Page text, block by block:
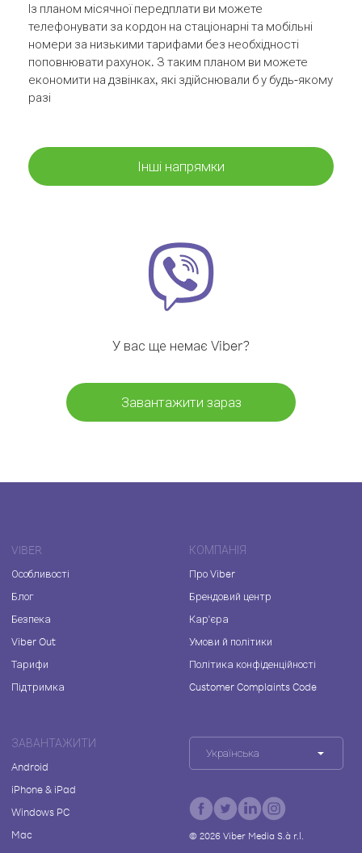
Із планом місячної передплати ви можете
телефонувати за кордон на стаціонарні та мобільні
номери за низькими тарифами без необхідності
поповнювати рахунок. З таким планом ви можете
економити на дзвінках, які здійснювали б у будь-якому
разі
Інші напрямки
У вас ще немає Viber?
Завантажити зараз
VIBER
Особливості
Блог
Безпека
Viber Out
Тарифи
Підтримка
КОМПАНІЯ
Про Viber
Брендовий центр
Кар'єра
Умови й політики
Політика конфіденційності
Customer Complaints Code
ЗАВАНТАЖИТИ
Android
iPhone & iPad
Windows PC
Mac
Українська
© 2026Viber Media S.à r.l.